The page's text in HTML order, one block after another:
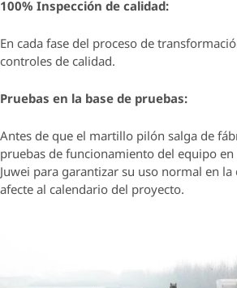
100% Inspección de calidad:
En cada fase del proceso de
controles de calidad.
Pruebas en la base de pruebas:
Antes de que el martillo pilón salga de
pruebas de funcionamiento del equipo en
Juwei para garantizar su uso normal en
afecte al calendario del proyecto.